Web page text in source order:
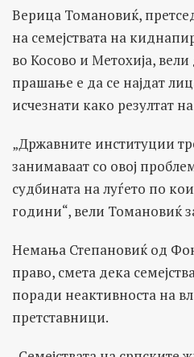
Верица Томановиќ,
на семејствата на
во Косово и Метохија,
прашање е да се најдат
исчезнати како резултат
„Државните институции
занимаваат со овој
судбината на луѓето по
години“, вели Томановиќ
Немања Степановиќ од
право, смета дека
поради неактивноста на
претставници.